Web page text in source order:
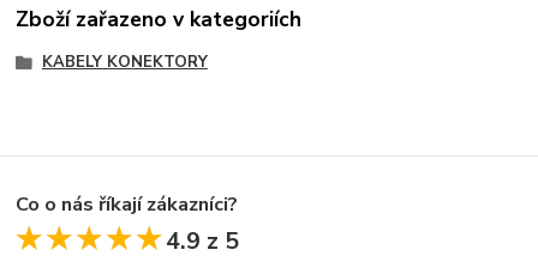
Zboží zařazeno v kategoriích
KABELY KONEKTORY
Co o nás říkají zákazníci?
★★★★★
★★★★★4.9 z 5